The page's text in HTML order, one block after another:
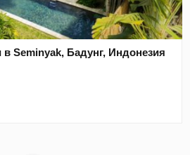
Seminyak, Бадунг, Индонезия